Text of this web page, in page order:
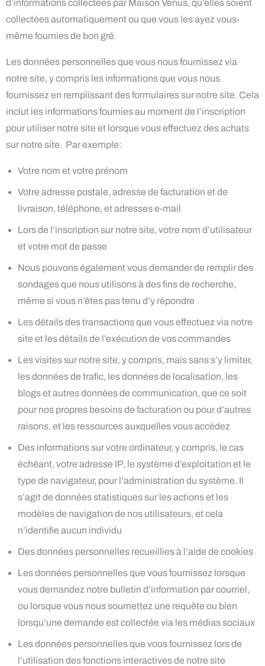
d’informations collectées par Maison Vénus, qu’elles soient
collectées automatiquement ou que vous les ayez vous-
même fournies de bon gré.
Les données personnelles que vous nous fournissez via
notre site, y compris les informations que vous nous
fournissez en remplissant des formulaires sur notre site. Cela
inclut les informations fournies au moment de l’inscription
pour utiliser notre site et lorsque vous effectuez des achats
sur notre site. Par exemple:
Votre nom et votre prénom
Votre adresse postale, adresse de facturation et de
livraison, téléphone, et adresses e-mail
Lors de l’inscription sur notre site, votre nom d’utilisateur
et votre mot de passe
Nous pouvons également vous demander de remplir des
sondages que nous utilisons à des fins de recherche,
même si vous n’êtes pas tenu d’y répondre
Les détails des transactions que vous effectuez via notre
site et les détails de l’exécution de vos commandes
Les visites sur notre site, y compris, mais sans s’y limiter,
les données de trafic, les données de localisation, les
blogs et autres données de communication, que ce soit
pour nos propres besoins de facturation ou pour d’autres
raisons, et les ressources auxquelles vous accédez
Des informations sur votre ordinateur, y compris, le cas
échéant, votre adresse IP, le système d’exploitation et le
type de navigateur, pour l’administration du système. Il
s’agit de données statistiques sur les actions et les
modèles de navigation de nos utilisateurs, et cela
n’identifie aucun individu
Des données personnelles recueillies à l’aide de cookies
Les données personnelles que vous fournissez lorsque
vous demandez notre bulletin d’information par courriel,
ou lorsque vous nous soumettez une requête ou bien
lorsqu’une demande est collectée via les médias sociaux
Les données personnelles que vous fournissez lors de
l’utilisation des fonctions interactives de notre site